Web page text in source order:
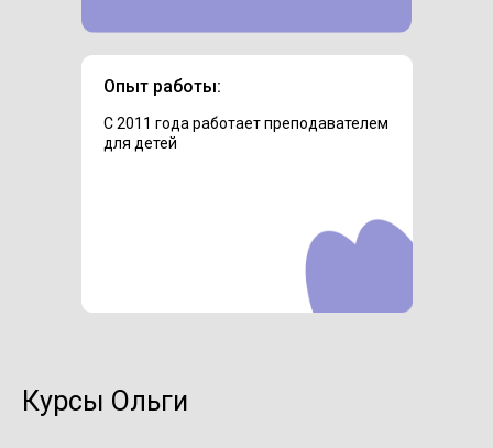
С 2011 года работает преподавателем
для детей
Опыт работы:
Курсы Ольги